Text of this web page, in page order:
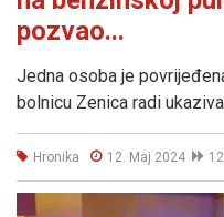
pozvao...
Jedna osoba je
bolnicu Zenica radi
Hronika 12. Maj 2024